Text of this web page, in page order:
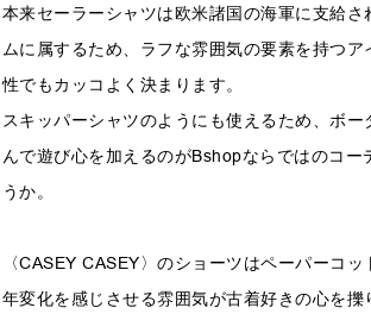
本来セーラーシャツは欧米諸国の海軍に支給
ムに属するため、ラフな雰囲気の要素を持つ
性でもカッコよく決まります。
スキッパーシャツのようにも使えるため、ボ
んで遊び心を加えるのがBshopならではのコー
うか。
〈CASEY CASEY〉のショーツはペーパーコ
年変化を感じさせる雰囲気が古着好きの心を擽